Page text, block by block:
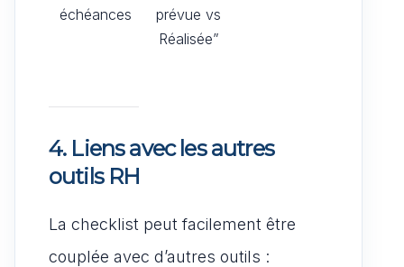
échéances
prévue vs
Réalisée”
4. Liens avec les autres
outils RH
La checklist peut facilement être
couplée avec d’autres outils :